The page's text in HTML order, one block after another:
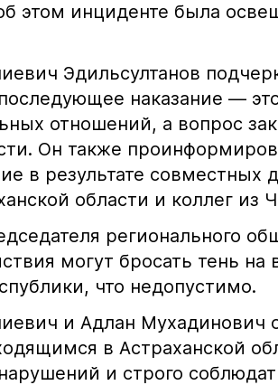
этом инциденте была
Эдильсултанов
наказание —
отношений, а вопрос
Он также
в результате совместных
области и коллег из
регионального
могут бросать тень на
что недопустимо.
и Адлан Мухадинович
в Астраханской
и строго